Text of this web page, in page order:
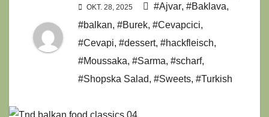
OKT. 28, 2025 #Ajvar, #Baklava,
#balkan, #Burek, #Cevapcici,
#Cevapi, #dessert, #hackfleisch,
#Moussaka, #Sarma, #scharf,
#Shopska Salad, #Sweets, #Turkish